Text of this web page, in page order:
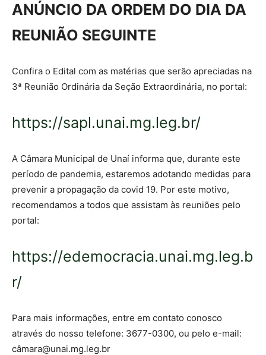
ANÚNCIO DA ORDEM DO DIA DA
REUNIÃO SEGUINTE
Confira o Edital com as matérias que serão apreciadas na
3ª Reunião Ordinária da Seção Extraordinária, no portal:
https://sapl.unai.mg.leg.br/
A Câmara Municipal de Unaí informa que, durante este
período de pandemia, estaremos adotando medidas para
prevenir a propagação da covid 19. Por este motivo,
recomendamos a todos que assistam às reuniões pelo
portal:
https://edemocracia.unai.mg.leg.b
r/
Para mais informações, entre em contato conosco
através do nosso telefone: 3677-0300, ou pelo e-mail:
câmara@unai.mg.leg.br